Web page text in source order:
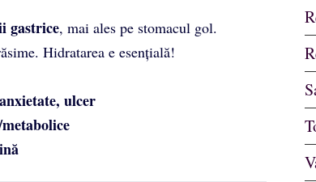
gastrice, mai ales pe stomacul gol.
Hidratarea e esențială!
ulcer